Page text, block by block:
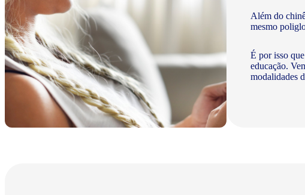
Além do
mesmo
É por isso
educação.
modalidades